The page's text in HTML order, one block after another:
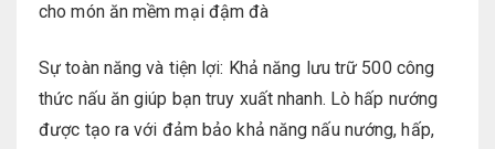
cho món ăn mềm mại đậm đà
Sự toàn năng và tiện lợi: Khả năng lưu trữ 500 công
thức nấu ăn giúp bạn truy xuất nhanh. Lò hấp nướng
được tạo ra với đảm bảo khả năng nấu nướng, hấp,